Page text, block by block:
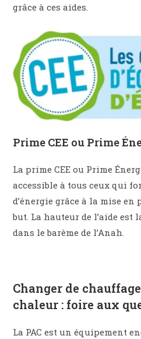
grâce à ces aides.
Prime CEE ou Prime
La prime CEE ou Prime
accessible à tous ceux qui
d’énergie grâce à la mise en
but. La hauteur de l’aide est
dans le barème de l’Anah.
Changer de
chaleur : foire aux
La PAC est un équipement